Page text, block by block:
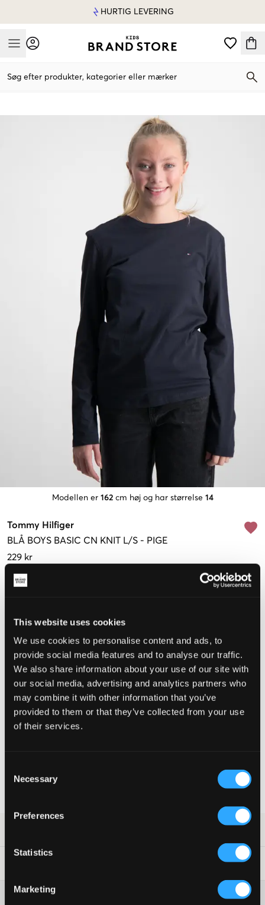
This website uses cookies
We use cookies to personalise content and ads, to
provide social media features and to analyse our traffic.
We also share information about your use of our site with
our social media, advertising and analytics partners who
may combine it with other information that you’ve
provided to them or that they’ve collected from your use
of their services.
Selection
Necessary
Preferences
Statistics
Marketing
HURTIG LEVERING
Mobile Menu
Søg efter produkter, kategorier eller mærker
Modellen er 162 cm høj og har størrelse 14
Tommy Hilfiger
BLÅ BOYS BASIC CN KNIT L/S - PIGE
229 kr
Størrelse
Clone modal
Opfattet størrelse
Lille Perfekt Stor
STØRRELSESGUIDE
Hurtig levering
Fri fragt over 499 kr
Washing advice